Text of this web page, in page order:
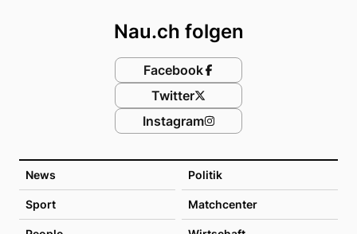
News Politik
Sport Matchcenter
Nau.ch folgen
Facebook
Twitter
Instagram